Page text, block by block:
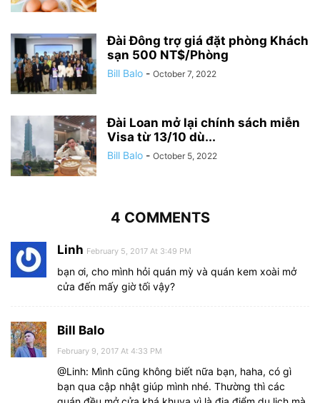
Đài Đông trợ giá đặt phòng Khách
sạn 500 NT$/Phòng
Bill Balo - October 7, 2022
Đài Loan mở lại chính sách miễn
Visa từ 13/10 dù...
Bill Balo - October 5, 2022
4 COMMENTS
Linh February 5, 2017 At 3:49 PM
bạn ơi, cho mình hỏi quán mỳ và quán kem xoài mở
cửa đến mấy giờ tối vậy?
Bill Balo
February 9, 2017 At 4:33 PM
@Linh: Mình cũng không biết nữa bạn, haha, có gì
bạn qua cập nhật giúp mình nhé. Thường thì các